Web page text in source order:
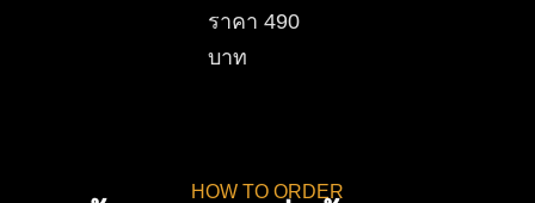
ราคา490
บาท
HOW TO ORDER